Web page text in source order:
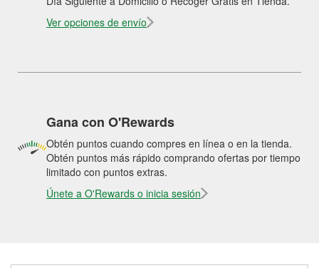
Ver opciones de envío
Gana con O'Rewards
Obtén puntos cuando compres en línea o en la tienda.
Obtén puntos más rápido comprando ofertas por tiempo
limitado con puntos extras.
Únete a O'Rewards o inicia sesión